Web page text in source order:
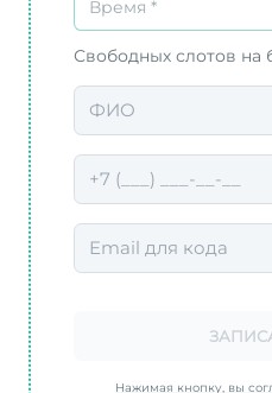
Время *
Свободных слотов
Нажимая кнопку, вы